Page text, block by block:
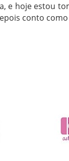
e hoje estou
conto